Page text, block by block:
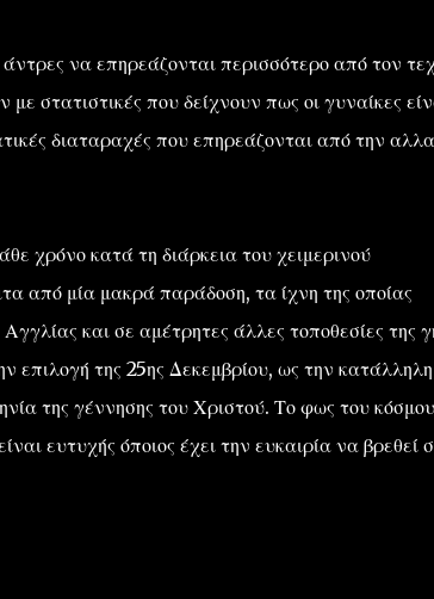
να επηρεάζονται περισσότερο από τον
στατιστικές που δείχνουν πως οι γυναίκες
διαταραχές που επηρεάζονται από την
χρόνο κατά τη διάρκεια του χειμερινού
από μία μακρά παράδοση, τα ίχνη της οποίας
και σε αμέτρητες άλλες τοποθεσίες της
επιλογή της 25ης Δεκεμβρίου, ως την κατάλληλη
της γέννησης του Χριστού. Το φως του κόσμου
ευτυχής όποιος έχει την ευκαιρία να βρεθεί